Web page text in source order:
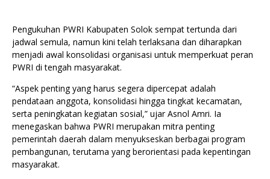
Pengukuhan PWRI Kabupaten Solok sempat tertunda dari
jadwal semula, namun kini telah terlaksana dan diharapkan
menjadi awal konsolidasi organisasi untuk memperkuat peran
PWRI di tengah masyarakat.
“Aspek penting yang harus segera dipercepat adalah
pendataan anggota, konsolidasi hingga tingkat kecamatan,
serta peningkatan kegiatan sosial,” ujar Asnol Amri. Ia
menegaskan bahwa PWRI merupakan mitra penting
pemerintah daerah dalam menyukseskan berbagai program
pembangunan, terutama yang berorientasi pada kepentingan
masyarakat.